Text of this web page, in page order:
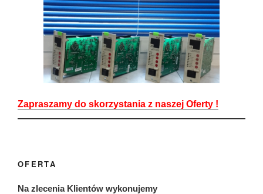
Zapraszamy do skorzystania z naszej Oferty !
OFERTA
Na zlecenia Klientów wykonujemy